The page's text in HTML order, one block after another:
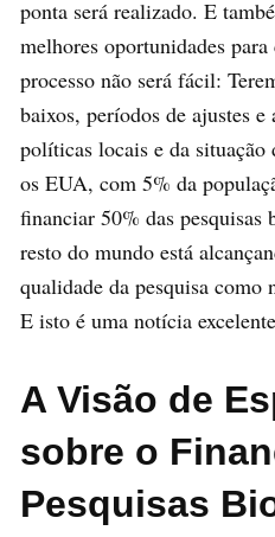
ponta será realizado. E
melhores oportunidades
processo não será fácil:
baixos, períodos de ajustes e
políticas locais e da
os EUA, com 5% da
financiar 50% das pesquisas
resto do mundo está
qualidade da pesquisa como
E isto é uma notícia
A Visão de
sobre o
Pesquisas